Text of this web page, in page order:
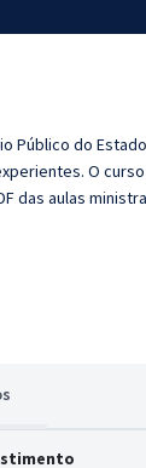
Público do
O
das aulas